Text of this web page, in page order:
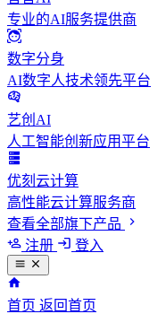
专业的AI服务提供商
数字分身
AI数字人技术领先平台
艺创AI
人工智能创新应用平台
优刻云计算
高性能云计算服务商
查看全部旗下产品
注册
登入
首页 返回首页